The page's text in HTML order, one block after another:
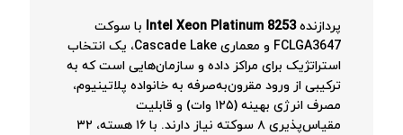
پردازندهIntel Xeon Platinum 8253 با سوکت
FCLGA3647 و معماری Cascade Lake، یک انتخاب
استراتژیک برای مراکز داده و سازمان‌هایی است که به
ترکیبی از ورود مقرون‌به‌صرفه به خانواده پلاتینیوم،
مصرف انرژی بهینه (۱۲۵ وات) و قابلیت
مقیاس‌پذیری ۸ سوکته نیاز دارند. با ۱۶ هسته، ۳۲